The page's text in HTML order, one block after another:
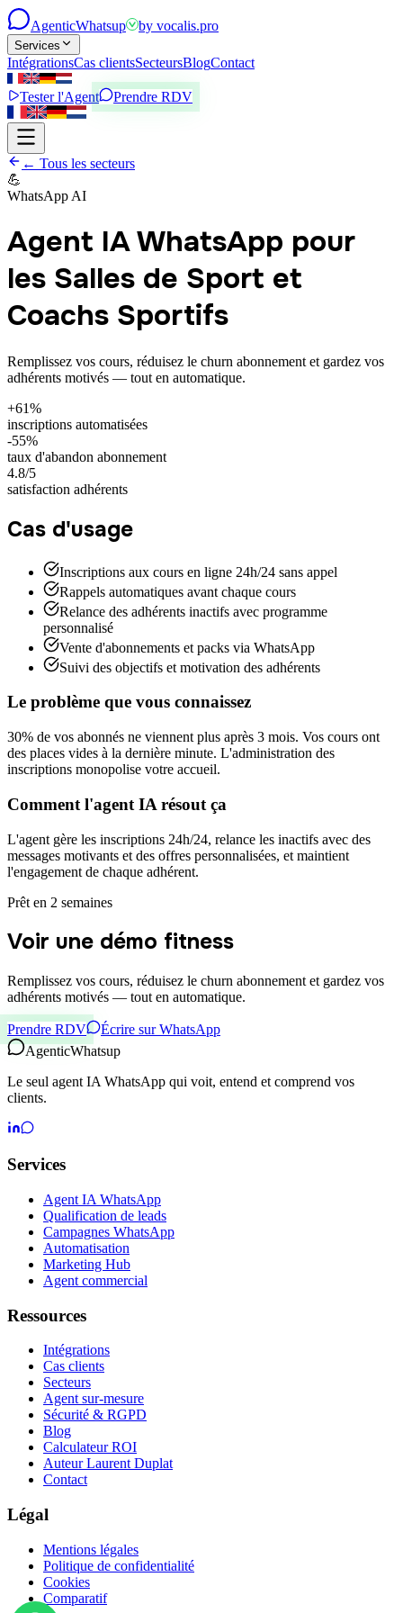
AgenticWhatsup by vocalis.pro
Services
IntégrationsCas clientsSecteursBlogContact
Tester l'Agent Prendre RDV
← Tous les secteurs
💪
WhatsApp AI
Agent IA WhatsApp pour
les Salles de Sport et
Coachs Sportifs
Remplissez vos cours, réduisez le churn abonnement et gardez vos
adhérents motivés — tout en automatique.
+61%
inscriptions automatisées
-55%
taux d'abandon abonnement
4.8/5
satisfaction adhérents
Cas d'usage
Inscriptions aux cours en ligne 24h/24 sans appel
Rappels automatiques avant chaque cours
Relance des adhérents inactifs avec programme
personnalisé
Vente d'abonnements et packs via WhatsApp
Suivi des objectifs et motivation des adhérents
Le problème que vous connaissez
30% de vos abonnés ne viennent plus après 3 mois. Vos cours ont
des places vides à la dernière minute. L'administration des
inscriptions monopolise votre accueil.
Comment l'agent IA résout ça
L'agent gère les inscriptions 24h/24, relance les inactifs avec des
messages motivants et des offres personnalisées, et maintient
l'engagement de chaque adhérent.
Prêt en 2 semaines
Voir une démo fitness
Remplissez vos cours, réduisez le churn abonnement et gardez vos
adhérents motivés — tout en automatique.
Prendre RDV
Écrire sur WhatsApp
AgenticWhatsup
Le seul agent IA WhatsApp qui voit, entend et comprend vos
clients.
Services
Agent IA WhatsApp
Qualification de leads
Campagnes WhatsApp
Automatisation
Marketing Hub
Agent commercial
Ressources
Intégrations
Cas clients
Secteurs
Agent sur-mesure
Sécurité & RGPD
Blog
Calculateur ROI
Auteur Laurent Duplat
Contact
Légal
Mentions légales
Politique de confidentialité
Cookies
Comparatif